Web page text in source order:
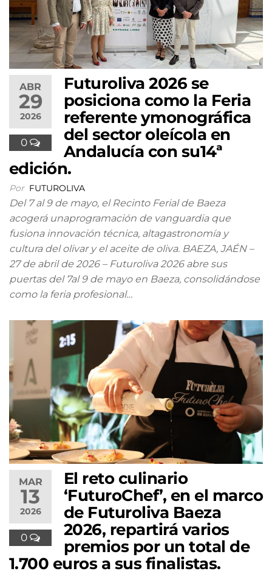
ABR
29
2026
0
Futuroliva 2026 se
posiciona como la Feria
referente ymonográfica
del sector oleícola en
Andalucía con su14ª
edición.
Por FUTUROLIVA
Del 7 al 9 de mayo, el Recinto Ferial de Baeza
acogerá unaprogramación de vanguardia que
fusiona innovación técnica, altagastronomía y
cultura del olivar y el aceite de oliva. BAEZA, JAÉN –
27 de abril de 2026 – Futuroliva 2026 abre sus
puertas del 7al 9 de mayo en Baeza, consolidándose
como la feria profesional…
MAR
13
2026
0
El reto culinario
‘FuturoChef’, en el marco
de Futuroliva Baeza
2026, repartirá varios
premios por un total de
1.700 euros a sus finalistas.